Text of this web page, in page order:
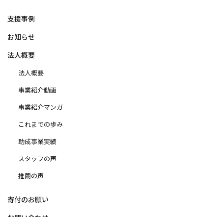
支援事例
お知らせ
法人概要
法人概要
事業紹介動画
事業紹介マンガ
これまでの歩み
助成事業実績
スタッフの声
推薦の声
寄付のお願い